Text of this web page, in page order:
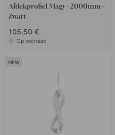
Afdekprofiel Magy - 2000mm -
Zwart
105.50 €
Op voorraad